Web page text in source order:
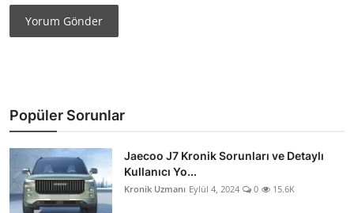
Yorum Gönder
Popüler Sorunlar
Jaecoo J7 Kronik Sorunları ve Detaylı
Kullanıcı Yo...
Kronik Uzmanı Eylül 4, 2024 0 15.6K